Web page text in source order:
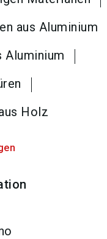
aus Aluminium
Aluminium
Holz